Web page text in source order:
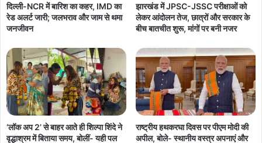
दिल्ली-NCR में बारिश का कहर, IMD का
रेड अलर्ट जारी; जलभराव और जाम से थमा
जनजीवन
झारखंड में JPSC-JSSC परीक्षाओं को
लेकर आंदोलन तेज, छात्रों और सरकार के
बीच बातचीत शुरू, मांगों पर बनी नजर
‘लॉक अप 2’ से बाहर आते ही शिल्पा शिंदे ने
वृद्धाश्रम में बिताया समय, बोलीं- यही पल
राष्ट्रीय हथकरघा दिवस पर पीएम मोदी की
अपील, बोले- स्थानीय वस्त्र अपनाएं और